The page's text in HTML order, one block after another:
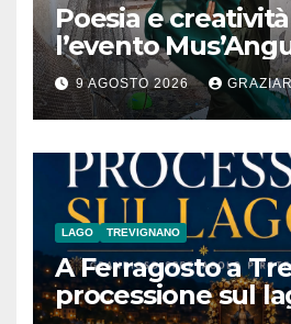
Poesia e
l’evento
agosto 2026 al
Contadino
9 AGOSTO 2026
LAGO TREVIGNANO
A Ferragosto a
processione sul